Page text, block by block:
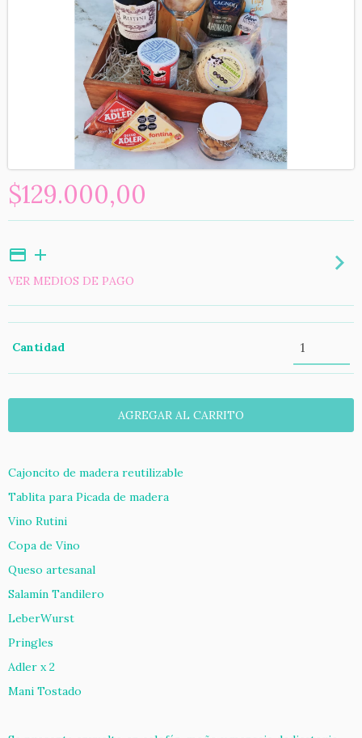
$129.000,00
VER MEDIOS DE PAGO
Cantidad
Cajoncito de madera reutilizable
Tablita para Picada de madera
Vino Rutini
Copa de Vino
Queso artesanal
Salamín Tandilero
LeberWurst
Pringles
Adler x 2
Mani Tostado